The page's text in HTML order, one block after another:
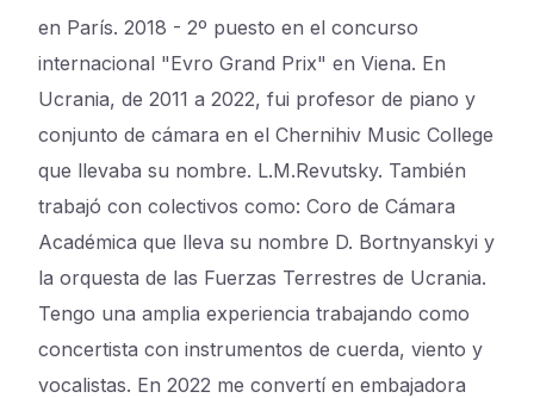
en París. 2018 - 2º puesto en el concurso
internacional "Evro Grand Prix" en Viena. En
Ucrania, de 2011 a 2022, fui profesor de piano y
conjunto de cámara en el Chernihiv Music College
que llevaba su nombre. L.M.Revutsky. También
trabajó con colectivos como: Coro de Cámara
Académica que lleva su nombre D. Bortnyanskyi y
la orquesta de las Fuerzas Terrestres de Ucrania.
Tengo una amplia experiencia trabajando como
concertista con instrumentos de cuerda, viento y
vocalistas. En 2022 me convertí en embajadora